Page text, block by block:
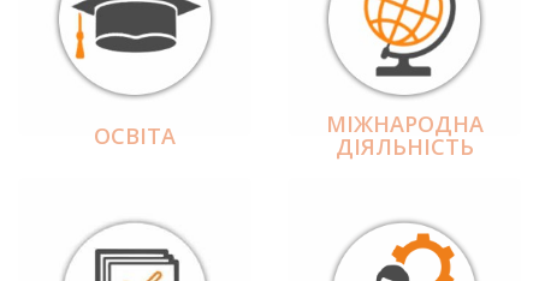
ОСВІТА МІЖНАРОДНА
ДІЯЛЬНІCТЬ